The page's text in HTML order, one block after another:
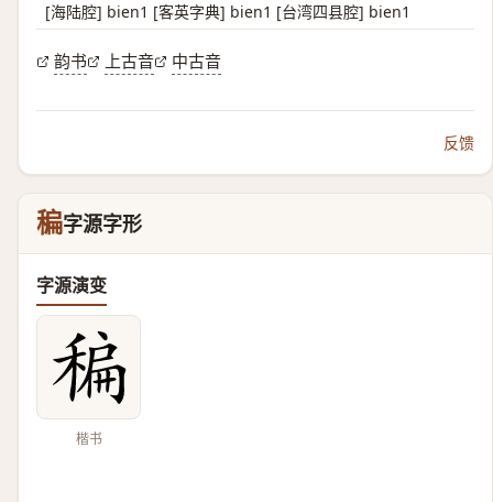
[海陆腔] bien1 [客英字典] bien1 [台湾四县腔] bien1
韵书 上古音 中古音
反馈
稨字源字形
字源演变
楷书